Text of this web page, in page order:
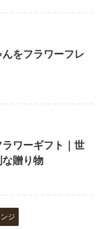
をフラワーフレ
ワーギフト｜世
贈り物
ジ